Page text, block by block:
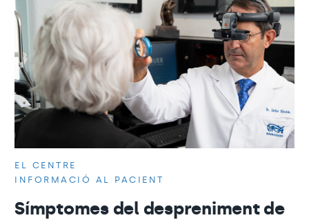
EL CENTRE
INFORMACIÓ AL PACIENT
Símptomes del despreniment de